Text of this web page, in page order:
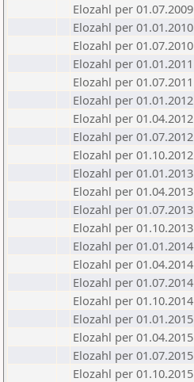
Elozahl per 01.07.2009
Elozahl per 01.01.2010
Elozahl per 01.07.2010
Elozahl per 01.01.2011
Elozahl per 01.07.2011
Elozahl per 01.01.2012
Elozahl per 01.04.2012
Elozahl per 01.07.2012
Elozahl per 01.10.2012
Elozahl per 01.01.2013
Elozahl per 01.04.2013
Elozahl per 01.07.2013
Elozahl per 01.10.2013
Elozahl per 01.01.2014
Elozahl per 01.04.2014
Elozahl per 01.07.2014
Elozahl per 01.10.2014
Elozahl per 01.01.2015
Elozahl per 01.04.2015
Elozahl per 01.07.2015
Elozahl per 01.10.2015